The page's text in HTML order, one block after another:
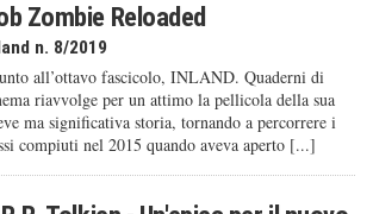
Zombie Reloaded
n. 8/2019
all’ottavo fascicolo, INLAND. Quaderni di
riavvolge per un attimo la pellicola della sua
ma significativa storia, tornando a percorrere i
compiuti nel 2015 quando aveva aperto [...]